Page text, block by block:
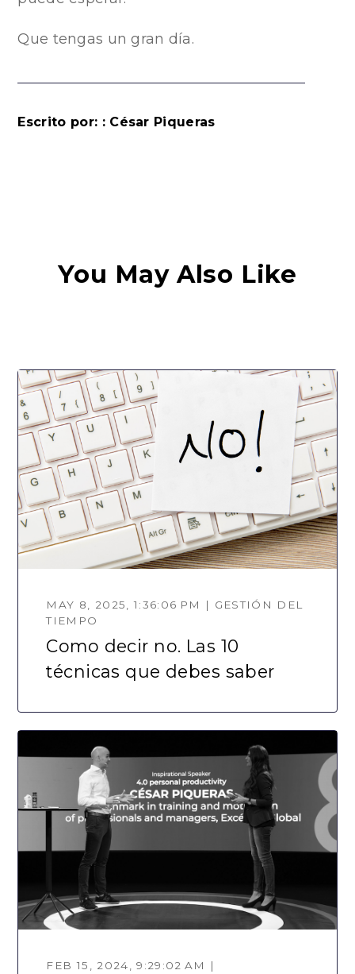
Que tengas un gran día.
Escrito por: : César Piqueras
You May Also Like
MAY 8, 2025, 1:36:06 PM | GESTIÓN DEL
TIEMPO
Como decir no. Las 10
técnicas que debes saber
FEB 15, 2024, 9:29:02 AM |